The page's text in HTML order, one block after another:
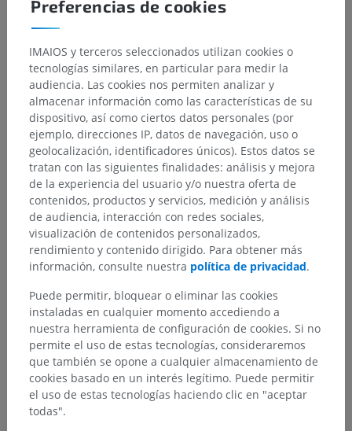
Preferencias de cookies
IMAIOS y terceros seleccionados utilizan cookies o
tecnologías similares, en particular para medir la
audiencia. Las cookies nos permiten analizar y
almacenar información como las características de su
dispositivo, así como ciertos datos personales (por
ejemplo, direcciones IP, datos de navegación, uso o
geolocalización, identificadores únicos). Estos datos se
tratan con las siguientes finalidades: análisis y mejora
de la experiencia del usuario y/o nuestra oferta de
contenidos, productos y servicios, medición y análisis
de audiencia, interacción con redes sociales,
visualización de contenidos personalizados,
rendimiento y contenido dirigido. Para obtener más
información, consulte nuestra política de privacidad.
Puede permitir, bloquear o eliminar las cookies
instaladas en cualquier momento accediendo a
nuestra herramienta de configuración de cookies. Si no
permite el uso de estas tecnologías, consideraremos
que también se opone a cualquier almacenamiento de
cookies basado en un interés legítimo. Puede permitir
el uso de estas tecnologías haciendo clic en "aceptar
todas".